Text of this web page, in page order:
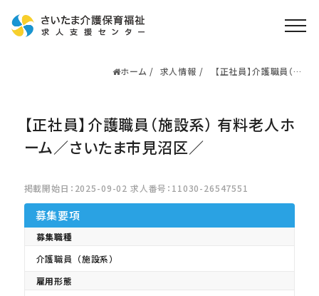
就職・転職支援
無料
資格取得なら
さいたま介護アカデミー
お役立ち情報
ご利用の流れ
よくある質問
運営会社情報
ホーム 求人情報
【正社員】介護職員（施
【正社員】介護職員（施設系） 有料老人ホ
ーム／さいたま市見沼区／
掲載開始日：2025-09-02 求人番号：11030-26547551
募集要項
募集職種
介護職員（施設系）
雇用形態